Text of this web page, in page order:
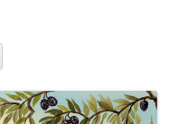
Μετάβαση
περιεχόμενο